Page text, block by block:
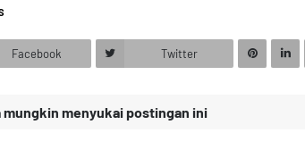
Facebook Twitter
mungkin menyukai postingan ini